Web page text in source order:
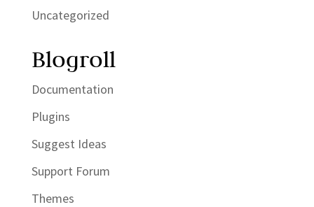
Uncategorized
Blogroll
Documentation
Plugins
Suggest Ideas
Support Forum
Themes